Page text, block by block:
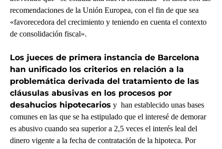
recomendaciones de la Unión Europea, con el fin de que sea
«favorecedora del crecimiento y teniendo en cuenta el contexto
de consolidación fiscal».
Los jueces de primera instancia de Barcelona
han unificado los criterios en relación a la
problemática derivada del tratamiento de las
cláusulas abusivas en los procesos por
desahucios hipotecarios y han establecido unas bases
comunes en las que se ha estipulado que el interesé de demorar
es abusivo cuando sea superior a 2,5 veces el interés leal del
dinero vigente a la fecha de contratación de la hipoteca. Por